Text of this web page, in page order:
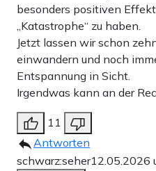
besonders positiven
„Katastrophe“ zu haben.
Jetzt lassen wir schon
einwandern und noch
Entspannung in Sicht.
Irgendwas kann an der
11
Antworten
schwarz:seher12.05.2026